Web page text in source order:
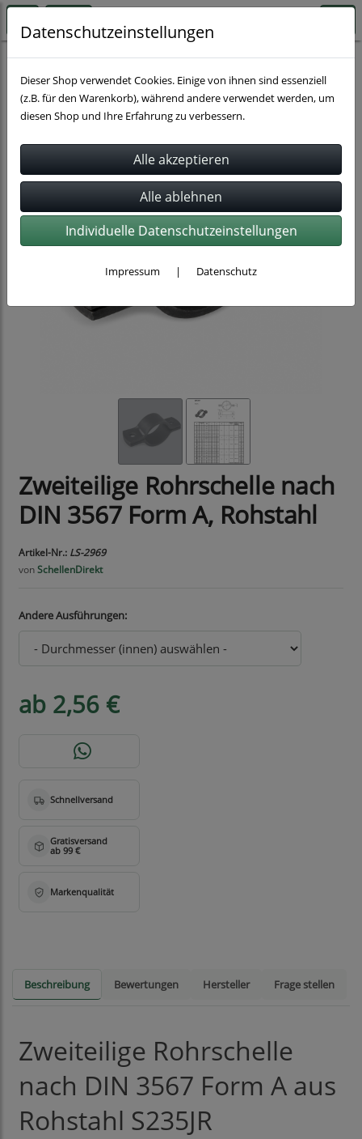
Rohrbefestigung Rohrschellen
Zweiteilige Rohrschelle nach
DIN 3567 Form A, Rohstahl
Artikel-Nr.: LS-2969
vonSchellenDirekt
Andere Ausführungen:
ab 2,56 €
Beschreibung Bewertungen Hersteller Frage stellen
Zweiteilige Rohrschelle
nach DIN 3567 Form A aus
Rohstahl S235JR
Datenschutzeinstellungen
Dieser Shop verwendet Cookies. Einige von ihnen sind essenziell
(z.B. für den Warenkorb), während andere verwendet werden, um
diesen Shop und Ihre Erfahrung zu verbessern.
Individuelle Datenschutzeinstellungen
Impressum | Datenschutz